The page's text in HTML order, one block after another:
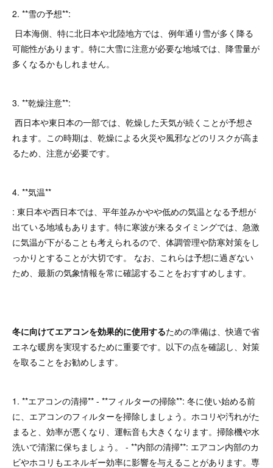
2. **雪の予想**:
日本海側、特に北日本や北陸地方では、例年通り雪が多く降る
可能性があります。特に大雪に注意が必要な地域では、降雪量が
多くなるかもしれません。
3. **乾燥注意**:
西日本や東日本の一部では、乾燥した天気が続くことが予想さ
れます。この時期は、乾燥による火災や風邪などのリスクが高ま
るため、注意が必要です。
4. **気温**
: 東日本や西日本では、平年並みかやや低めの気温となる予想が
出ている地域もあります。特に寒波が来るタイミングでは、急激
に気温が下がることも考えられるので、体調管理や防寒対策をし
っかりとすることが大切です。 なお、これらは予想に過ぎない
ため、最新の気象情報を常に確認することをおすすめします。
冬に向けてエアコンを効果的に使用するための準備は、快適で省
エネな暖房を実現するために重要です。以下の点を確認し、対策
を取ることをお勧めします。
1. **エアコンの清掃** - **フィルターの掃除**: 冬に使い始める前
に、エアコンのフィルターを掃除しましょう。ホコリや汚れがた
まると、効率が悪くなり、運転音も大きくなります。掃除機や水
洗いで清潔に保ちましょう。 - **内部の清掃**: エアコン内部のカ
ビやホコリもエネルギー効率に影響を与えることがあります。専